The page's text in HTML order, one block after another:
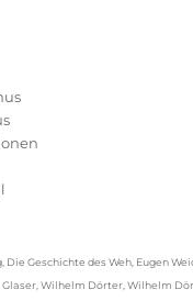
Die Geschichte des Weh Eugen
Glaser ,Wilhelm Dörter ,Wilhelm